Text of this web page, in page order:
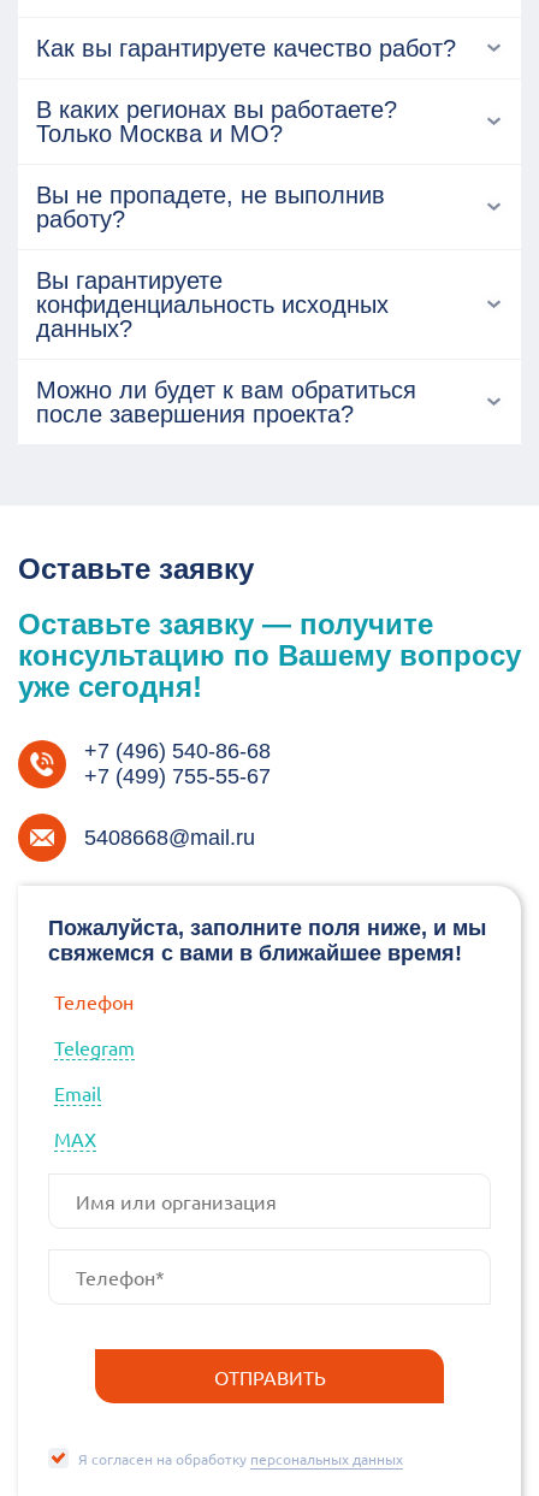
Как вы гарантируете качество работ?
В каких регионах вы работаете?
Только Москва и МО?
Вы не пропадете, не выполнив
работу?
Вы гарантируете
конфиденциальность исходных
данных?
Можно ли будет к вам обратиться
после завершения проекта?
Оставьте заявку
Пожалуйста, заполните поля ниже, и мы
свяжемся с вами в ближайшее время!
Телефон
Telegram
Email
МАХ
Я согласен на обработку персональных данных
Оставьте заявку — получите
консультацию по Вашему вопросу
уже сегодня!
+7 (496) 540-86-68
+7 (499) 755-55-67
5408668@mail.ru